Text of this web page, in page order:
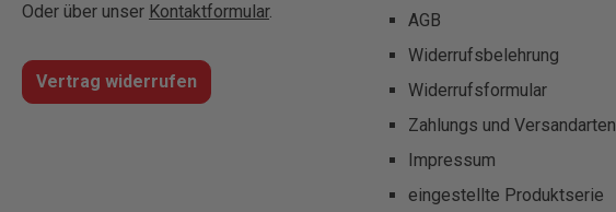
Oder über unser Kontaktformular.
Vertrag widerrufen
AGB
Widerrufsbelehrung
Widerrufsformular
Zahlungs und Versandarten
Impressum
eingestellte Produktserie